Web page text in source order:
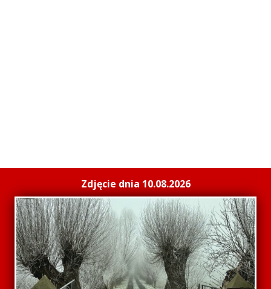
Zdjęcie dnia 10.08.2026